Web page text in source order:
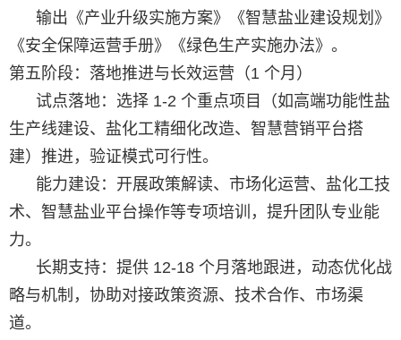
输出《产业升级实施方案》《智慧盐业建设规划》
《安全保障运营手册》《绿色生产实施办法》。
第五阶段：落地推进与长效运营（1 个月）
试点落地：选择 1-2 个重点项目（如高端功能性盐
生产线建设、盐化工精细化改造、智慧营销平台搭
建）推进，验证模式可行性。
能力建设：开展政策解读、市场化运营、盐化工技
术、智慧盐业平台操作等专项培训，提升团队专业能
力。
长期支持：提供 12-18 个月落地跟进，动态优化战
略与机制，协助对接政策资源、技术合作、市场渠
道。